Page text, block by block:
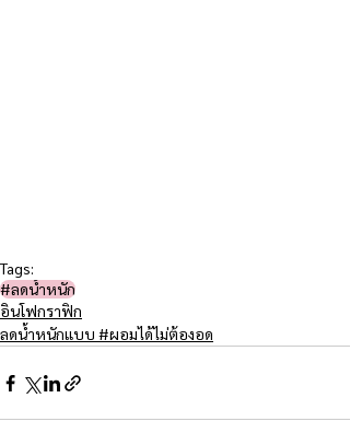
Tags:
#ลดน้ำหนัก
อินโฟกราฟิก
ลดน้ำหนักแบบ #ผอมได้ไม่ต้องอด